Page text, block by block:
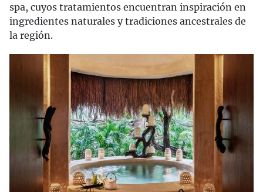
spa, cuyos tratamientos encuentran inspiración en
ingredientes naturales y tradiciones ancestrales de
la región.